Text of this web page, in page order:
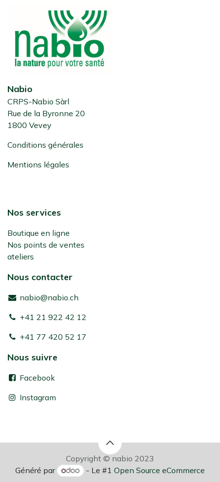
Nabio
CRPS-Nabio Sàrl
Rue de la Byronne 20
1800 Vevey
Conditions générales
Mentions légales
Nos services
Boutique en ligne
Nos points de ventes
ateliers
Nous contacter
nabio@nabio.ch
+41 21 922 42 12
+41 77 420 52 17
Nous suivre
Facebook
Instagram
Copyright © nabio 2023
Généré par
- Le #1 Open Source eCommerce